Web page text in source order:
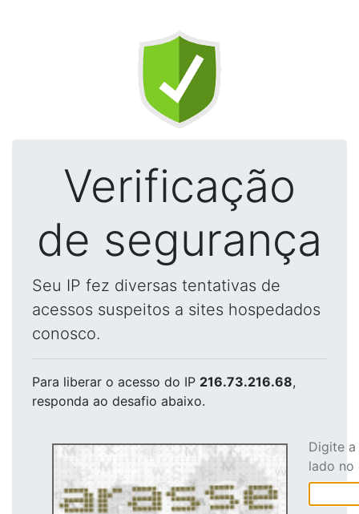
Verificação
de segurança
Seu IP fez diversas tentativas de
acessos suspeitos a sites hospedados
conosco.
Para liberar o acesso do IP 216.73.216.68,
responda ao desafio abaixo.
Digite
lado no